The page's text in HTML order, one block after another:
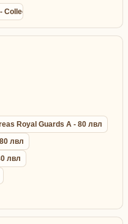
agathion summon
Royal Guards A - 80 лвл
лвл
лвл